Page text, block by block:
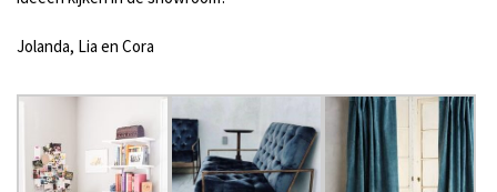
Jolanda, Lia en Cora